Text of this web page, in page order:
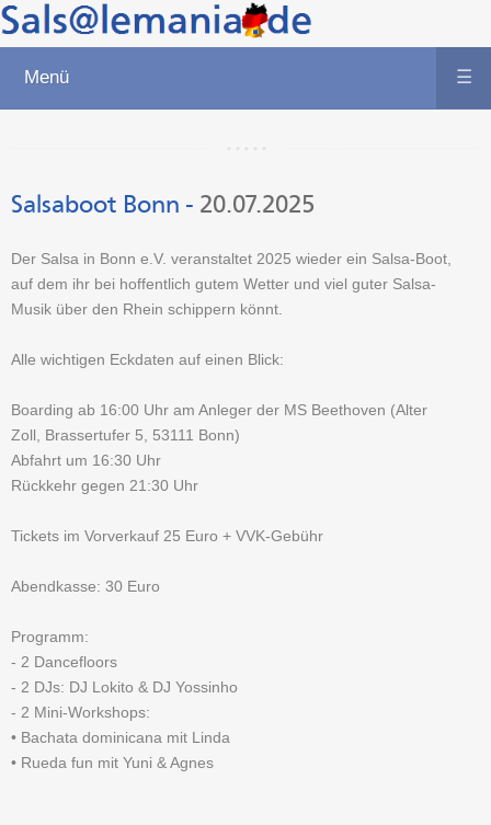
Menü ☰
Salsaboot Bonn - 20.07.2025
Der Salsa in Bonn e.V. veranstaltet 2025 wieder ein Salsa-Boot,
auf dem ihr bei hoffentlich gutem Wetter und viel guter Salsa-
Musik über den Rhein schippern könnt.
Alle wichtigen Eckdaten auf einen Blick:
Boarding ab 16:00 Uhr am Anleger der MS Beethoven (Alter
Zoll, Brassertufer 5, 53111 Bonn)
Abfahrt um 16:30 Uhr
Rückkehr gegen 21:30 Uhr
Tickets im Vorverkauf 25 Euro + VVK-Gebühr
Abendkasse: 30 Euro
Programm:
- 2 Dancefloors
- 2 DJs: DJ Lokito & DJ Yossinho
- 2 Mini-Workshops:
• Bachata dominicana mit Linda
• Rueda fun mit Yuni & Agnes